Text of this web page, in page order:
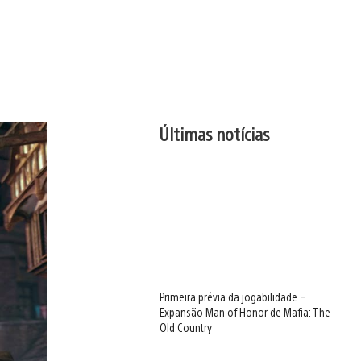
Últimas notícias
Primeira prévia da jogabilidade –
Expansão Man of Honor de Mafia: The
Old Country